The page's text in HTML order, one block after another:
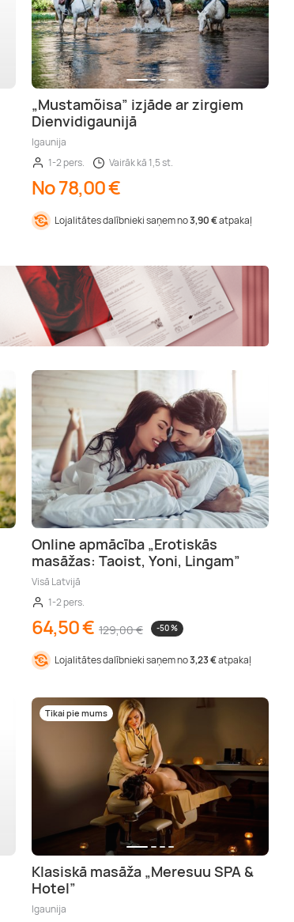
„Mustamõisa” izjāde ar zirgiem
Dienvidigaunijā
Igaunija
1-2 pers.
Vairāk kā 1,5 st.
No 78,00 €
Lojalitātes dalībnieki saņem no3,90 €atpakaļ
Online apmācība „Erotiskās
masāžas: Taoist, Yoni, Lingam”
Visā Latvijā
1-2 pers.
64,50 € 129,00 € -50 %
Lojalitātes dalībnieki saņem no3,23 €atpakaļ
Tikai pie mums
Klasiskā masāža „Meresuu SPA &
Hotel”
Igaunija